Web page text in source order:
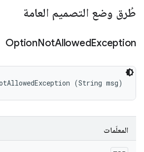
طُرق وضع التصميم العامة
OptionNotAllowedException
(String msg)
المعلَمات